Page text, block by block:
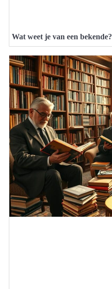
Wat weet je van een bekende?